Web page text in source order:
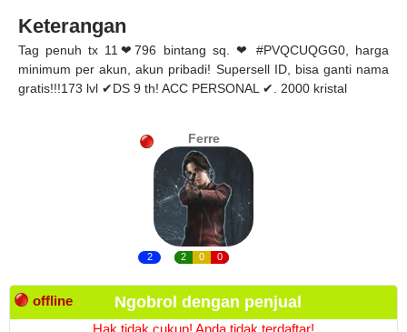
Keterangan
Tag penuh tx 11❤796 bintang sq. ❤ #PVQCUQGG0, harga
minimum per akun, akun pribadi! Supersell ID, bisa ganti nama
gratis!!!173 lvl ✔DS 9 th! ACC PERSONAL ✔. 2000 kristal
Ferre
2 2 0 0
offline Ngobrol dengan penjual
Hak tidak cukup! Anda tidak terdaftar!